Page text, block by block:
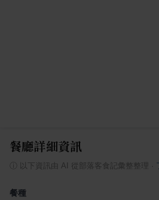
餐廳詳細資訊
以下資訊由 AI 從部落客食記彙整整理
餐種